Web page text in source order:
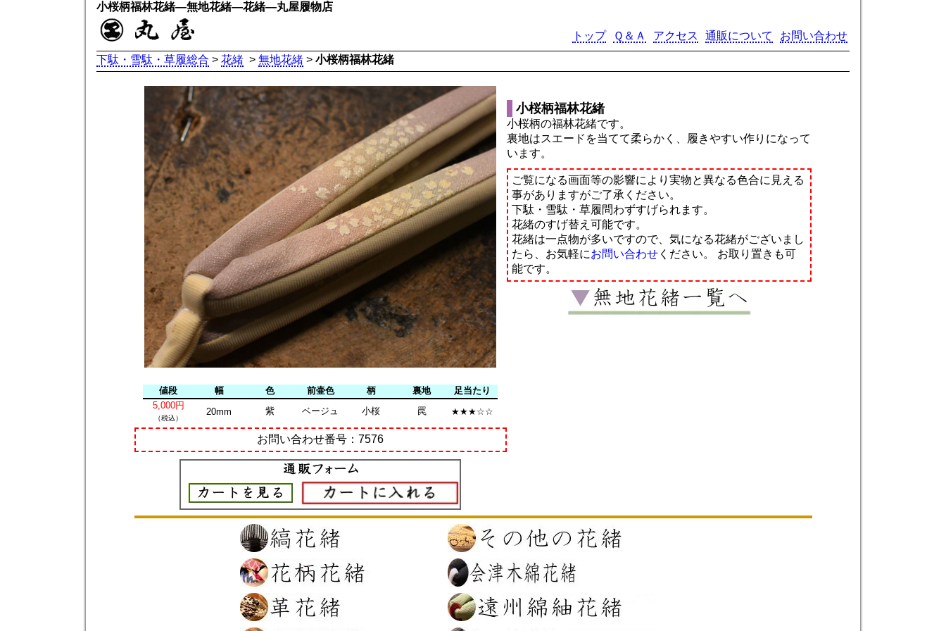
小桜柄福林花緒―無地花緒―花緒―丸屋履物店
トップ Ｑ＆Ａ アクセス 通販について
お問い合わせ
下駄・雪駄・草履総合 > 花緒 > 無地花緒 > 小桜柄福林花緒
値段 幅 色 前壷色 柄 裏地
足当たり
5,000円
（税込）
20mm 紫 ベージュ 小桜 罠 ★★★☆☆
お問い合わせ番号：7576
小桜柄福林花緒
小桜柄の福林花緒です。
裏地はスエードを当てて柔らかく、履きやすい作りになって
います。
ご覧になる画面等の影響により実物と異なる色合に見える
事がありますがご了承ください。
下駄・雪駄・草履問わずすげられます。
花緒のすげ替え可能です。
花緒は一点物が多いですので、気になる花緒がございまし
たら、お気軽にお問い合わせ ください。
お取り置きも可
能です。